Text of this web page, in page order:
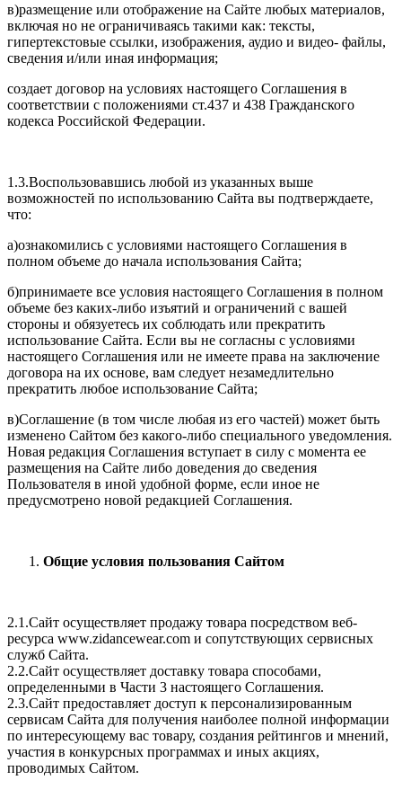
в)размещение или отображение на Сайте любых материалов,
включая но не ограничиваясь такими как: тексты,
гипертекстовые ссылки, изображения, аудио и видео- файлы,
сведения и/или иная информация;
создает договор на условиях настоящего Соглашения в
соответствии с положениями ст.437 и 438 Гражданского
кодекса Российской Федерации.
1.3.Воспользовавшись любой из указанных выше
возможностей по использованию Сайта вы подтверждаете,
что:
а)ознакомились с условиями настоящего Соглашения в
полном объеме до начала использования Сайта;
б)принимаете все условия настоящего Соглашения в полном
объеме без каких-либо изъятий и ограничений с вашей
стороны и обязуетесь их соблюдать или прекратить
использование Сайта. Если вы не согласны с условиями
настоящего Соглашения или не имеете права на заключение
договора на их основе, вам следует незамедлительно
прекратить любое использование Сайта;
в)Соглашение (в том числе любая из его частей) может быть
изменено Сайтом без какого-либо специального уведомления.
Новая редакция Соглашения вступает в силу с момента ее
размещения на Сайте либо доведения до сведения
Пользователя в иной удобной форме, если иное не
предусмотрено новой редакцией Соглашения.
Общие условия пользования Сайтом
2.1.Сайт осуществляет продажу товара посредством веб-
ресурса www.zidancewear.com и сопутствующих сервисных
служб Сайта.
2.2.Сайт осуществляет доставку товара способами,
определенными в Части 3 настоящего Соглашения.
2.3.Сайт предоставляет доступ к персонализированным
сервисам Сайта для получения наиболее полной информации
по интересующему вас товару, создания рейтингов и мнений,
участия в конкурсных программах и иных акциях,
проводимых Сайтом.